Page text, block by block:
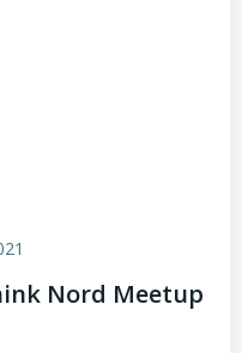
Nord Meetup